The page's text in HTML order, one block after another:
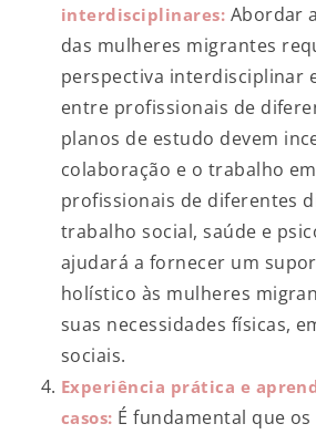
interdisciplinares: Abordar
das mulheres migrantes
perspectiva interdisciplinar
entre profissionais de
planos de estudo devem
colaboração e o trabalho
profissionais de diferentes
trabalho social, saúde e
ajudará a fornecer um
holístico às mulheres
suas necessidades físicas,
sociais.
Experiência prática e
casos: É fundamental que